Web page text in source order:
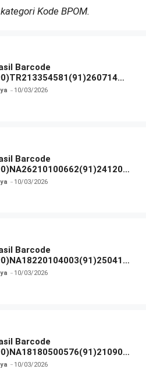
Kode BPOM.
Barcode
Izin BPOM
10/03/2026
Barcode
Izin BPOM
10/03/2026
Barcode
Izin BPOM
10/03/2026
Barcode
Izin BPOM
10/03/2026